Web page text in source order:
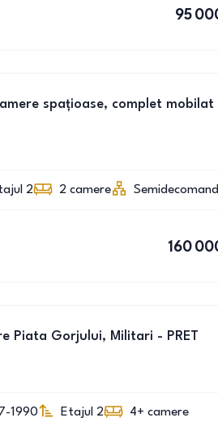
95
spațioase, complet mobilat
2 2 camere
160
Piata Gorjului, Militari - PRET
1990 Etajul 2 4+ camere